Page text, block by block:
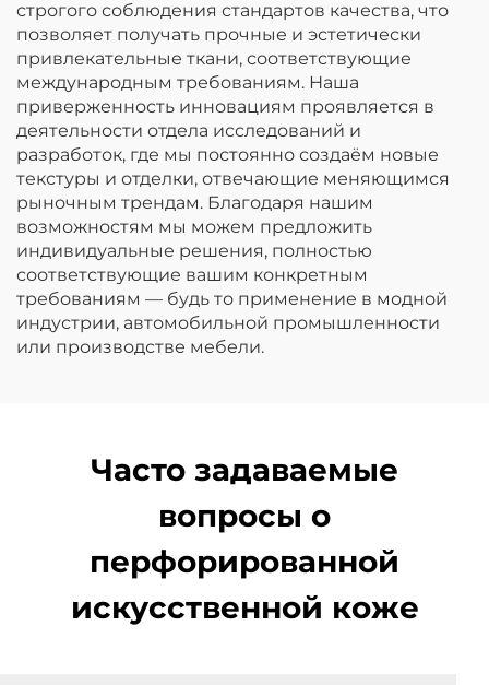
строгого соблюдения стандартов качества, что
позволяет получать прочные и эстетически
привлекательные ткани, соответствующие
международным требованиям. Наша
приверженность инновациям проявляется в
деятельности отдела исследований и
разработок, где мы постоянно создаём новые
текстуры и отделки, отвечающие меняющимся
рыночным трендам. Благодаря нашим
возможностям мы можем предложить
индивидуальные решения, полностью
соответствующие вашим конкретным
требованиям — будь то применение в модной
индустрии, автомобильной промышленности
или производстве мебели.
Часто задаваемые
вопросы о
перфорированной
искусственной коже